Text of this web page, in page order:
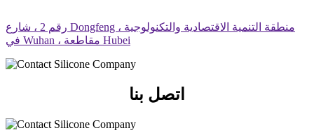
رقم 2 ، شارع Dongfeng ، منطقة التنمية الاقتصادية والتكنولوجية
في Wuhan ، مقاطعة Hubei
اتصل بنا